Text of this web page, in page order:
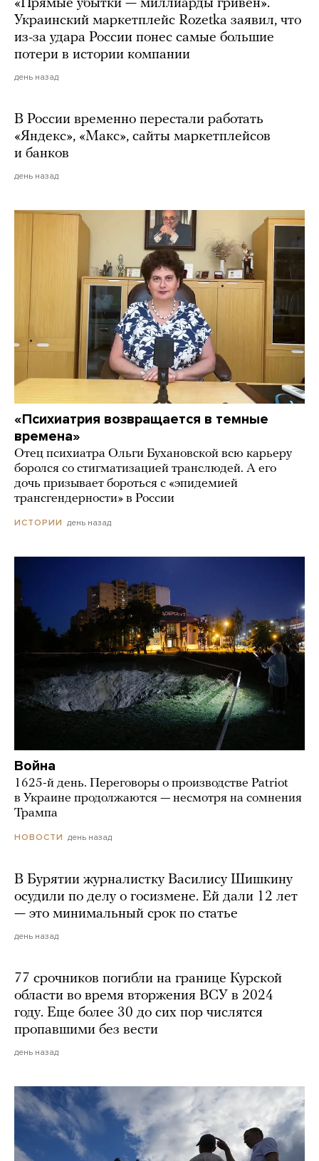
«Прямые убытки — миллиарды гривен».
Украинский маркетплейс Rozetka заявил, что
из-за удара России понес самые большие
потери в истории компании
день назад
В России временно перестали работать
«Яндекс», «Макс», сайты маркетплейсов
и банков
день назад
«Психиатрия возвращается в темные
времена»
Отец психиатра Ольги Бухановской всю карьеру
боролся со стигматизацией транслюдей. А его
дочь призывает бороться с «эпидемией
трансгендерности» в России
ИСТОРИИ день назад
Война
1625-й день. Переговоры о производстве Patriot
в Украине продолжаются — несмотря на сомнения
Трампа
НОВОСТИ день назад
В Бурятии журналистку Василису Шишкину
осудили по делу о госизмене. Ей дали 12 лет
— это минимальный срок по статье
день назад
77 срочников погибли на границе Курской
области во время вторжения ВСУ в 2024
году. Еще более 30 до сих пор числятся
пропавшими без вести
день назад